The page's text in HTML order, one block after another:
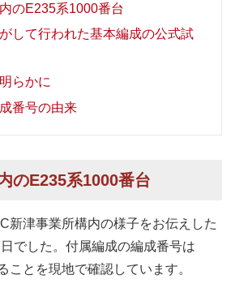
のE235系1000番台
して行われた基本編成の公式試
らかに
番号の由来
のE235系1000番台
新津事業所構内の様子をお伝えした
でした。付属編成の編成番号は
ことを現地で確認しています。